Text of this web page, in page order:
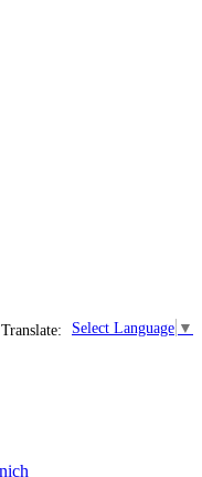
Select Language ▼
Translate: